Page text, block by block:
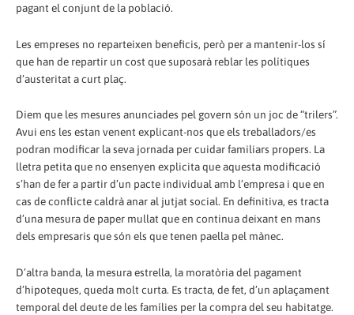
pagant el conjunt de la població.
Les empreses no reparteixen beneficis, però per a mantenir-los sí
que han de repartir un cost que suposarà reblar les polítiques
d’austeritat a curt plaç.
Diem que les mesures anunciades pel govern són un joc de “trilers”.
Avui ens les estan venent explicant-nos que els treballadors/es
podran modificar la seva jornada per cuidar familiars propers. La
lletra petita que no ensenyen explicita que aquesta modificació
s’han de fer a partir d’un pacte individual amb l’empresa i que en
cas de conflicte caldrà anar al jutjat social. En definitiva, es tracta
d’una mesura de paper mullat que en continua deixant en mans
dels empresaris que són els que tenen paella pel mànec.
D’altra banda, la mesura estrella, la moratòria del pagament
d’hipoteques, queda molt curta. Es tracta, de fet, d’un aplaçament
temporal del deute de les famílies per la compra del seu habitatge.